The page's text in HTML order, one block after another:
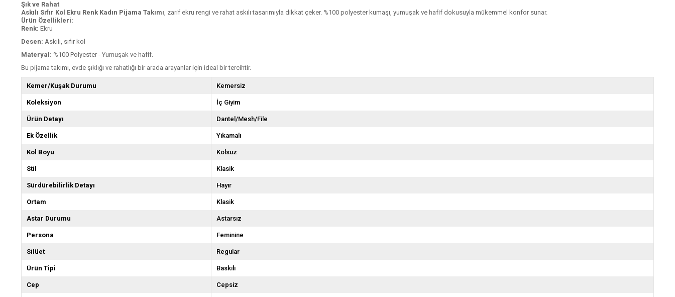
Şık ve Rahat
Askılı Sıfır Kol Ekru Renk Kadın Pijama Takımı, zarif ekru rengi ve rahat askılı tasarımıyla dikkat çeker. %100 polyester kumaşı, yumuşak ve hafif dokusuyla mükemmel konfor sunar.
Ürün Özellikleri:
Renk: Ekru
Desen: Askılı, sıfır kol
Materyal: %100 Polyester - Yumuşak ve hafif.
Bu pijama takımı, evde şıklığı ve rahatlığı bir arada arayanlar için ideal bir tercihtir.
Kemer/Kuşak Durumu Kemersiz
Koleksiyon İç Giyim
Ürün Detayı Dantel/Mesh/File
Ek Özellik Yıkamalı
Kol Boyu Kolsuz
Stil Klasik
Sürdürebilirlik Detayı Hayır
Ortam Klasik
Astar Durumu Astarsız
Persona Feminine
Silüet Regular
Ürün Tipi Baskılı
Cep Cepsiz